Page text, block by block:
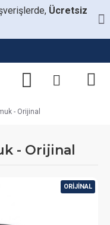
Ücretsiz
- Orijinal
- Orijinal
ORIJINAL